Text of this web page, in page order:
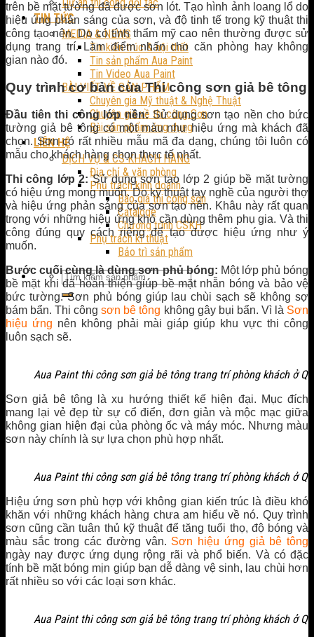
TIN TỨC
MEDIA & NEWS
Tin kiến trúc & nội thất
Tin sản phẩm Aua Paint
Tin Video Aua Paint
BÀI VIẾT VỀ SẢN PHẨM
Chuyên gia Mỹ thuật & Nghệ Thuật
Chuyên gia về thi công Sơn
Bài sản phẩm ứng dụng
LIÊN HỆ
DỊCH VỤ & CS KHÁCH HÀNG
Địa chỉ & văn phòng
Phụ trách kinh doanh
Báo giá thi công sơn
Cataloge
Chương trình CSKH
Phụ trách kĩ thuật
Bảo trì sản phẩm
trên bề mặt tường đã được sơn lót. Tạo hình ảnh loang lổ do
hiệu ứng phản sáng của sơn, và độ tinh tế trong kỹ thuật thi
công tạo nên. Do có tính thẩm mỹ cao nên thường được sử
dụng trang trí. Làm điểm nhấn cho căn phòng hay không
gian nào đó.
Quy trình cơ bản của Thi công sơn giả bê tông
Đầu tiên thi công lớp nền:Sử dụng sơn tạo nền cho bức
tường giả bê tông có một màu như hiệu ứng mà khách đã
chọn. Sơn có rất nhiều mẫu mã đa dạng, chúng tôi luôn có
mẫu cho khách hàng chọn thực tế nhất.
Thi công lớp 2:Sử dụng sơn tạo lớp 2 giúp bề mặt tường
có hiệu ứng mong muốn. Do kỹ thuật tay nghề của người thợ
và hiệu ứng phản sáng của sơn tạo nên. Khâu này rất quan
trọng với những hiệu ứng khó cần dùng thêm phụ gia. Và thi
công đúng quy cách riêng để tạo được hiệu ứng như ý
muốn.
Bước cuối cùng là dùng sơn phủ bóng: Một lớp phủ bóng
bề mặt khi đã hoàn thiện giúp bề mặt nhẵn bóng và bảo vệ
bức tường. Sơn phủ bóng giúp lau chùi sạch sẽ không sợ
bám bẩn. Thi côngsơn bê tông không gây bụi bẩn. Vì là Sơn
hiệu ứng nên không phải mài giáp giúp khu vực thi công
luôn sạch sẽ.
Aua Paint thi công sơn giả bê tông trang trí phòng khách ở
Sơn giả bê tông là xu hướng thiết kế hiện đại. Mục đích
mang lại vẻ đẹp từ sự cổ điển, đơn giản và mộc mạc giữa
không gian hiện đại của phòng ốc và máy móc. Nhưng màu
sơn này chính là sự lựa chọn phù hợp nhất.
Aua Paint thi công sơn giả bê tông trang trí phòng khách ở
Hiệu ứng sơn phù hợp với không gian kiến trúc là điều khó
khăn với những khách hàng chưa am hiểu về nó. Quy trình
sơn cũng cần tuân thủ kỹ thuật để tăng tuổi thọ, độ bóng và
màu sắc trong các đường vân. Sơn hiệu ứng giả bê tông
ngày nay được ứng dụng rộng rãi và phổ biến. Và có đặc
tính bề mặt bóng mịn giúp bạn dễ dàng vệ sinh, lau chùi hơn
rất nhiều so với các loại sơn khác.
Aua Paint thi công sơn giả bê tông trang trí phòng khách ở